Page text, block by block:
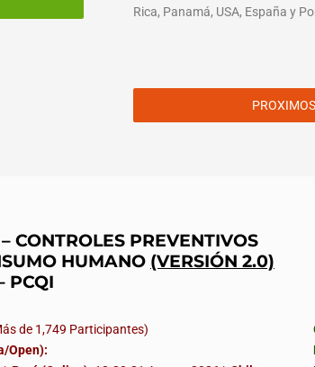
Rica, Panamá, USA, España y
CONTROLES PREVENTIVOS
HUMANO (VERSIÓN 2.0)
PCQI
de 1,749 Participantes)
Open):